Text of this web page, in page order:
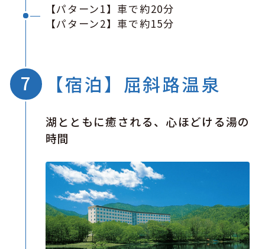
【パターン1】車で約20分
【パターン2】車で約15分
【宿泊】屈斜路温泉
湖とともに癒される、心ほどける湯の
時間